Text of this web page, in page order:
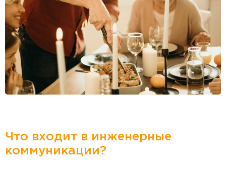
Что входит в инженерные
коммуникации?